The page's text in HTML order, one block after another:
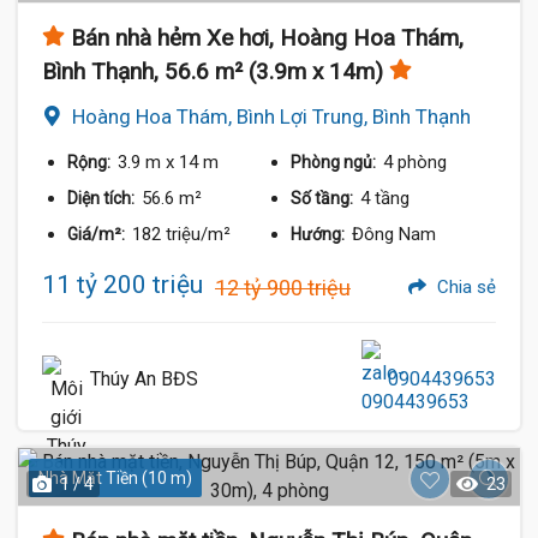
Bán nhà hẻm Xe hơi, Hoàng Hoa Thám,
Bình Thạnh, 56.6 m² (3.9m x 14m)
Hoàng Hoa Thám, Bình Lợi Trung, Bình Thạnh
Rộng: 3.9 m x 14 m Phòng ngủ: 4 phòng
Diện tích: 56.6 m² Số tầng: 4 tầng
Giá/m²: 182 triệu/m² Hướng: Đông Nam
11 tỷ 200 triệu 12 tỷ 900 triệu Chia sẻ
Thúy An BĐS 0904439653
Nhà Mặt Tiền (10 m)
1 / 4 23